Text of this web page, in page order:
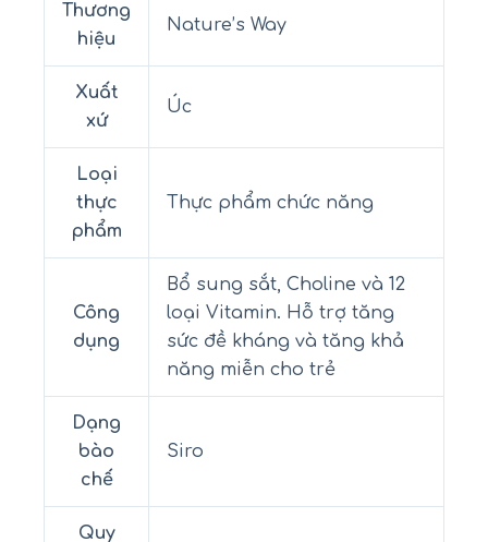
Thương
hiệu
Nature’s Way
Xuất
xứ
Úc
Loại
thực
phẩm
Thực phẩm chức năng
Công
dụng
Bổ sung sắt, Choline và 12
loại Vitamin. Hỗ trợ tăng
sức đề kháng và tăng khả
năng miễn cho trẻ
Dạng
bào
chế
Siro
Quy